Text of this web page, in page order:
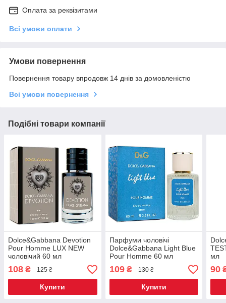
Оплата за реквізитами
Всі умови оплати
Умови повернення
Повернення товару впродовж 14 днів за домовленістю
Всі умови повернення
Подібні товари компанії
Dolce&Gabbana Devotion
Pour Homme LUX NEW
чоловічий 60 мл
108 ₴ 125 ₴
Купити
Парфуми чоловічі
Dolce&Gabbana Light Blue
Pour Homme 60 мл
109₴ 130 ₴
Купити
мл
90